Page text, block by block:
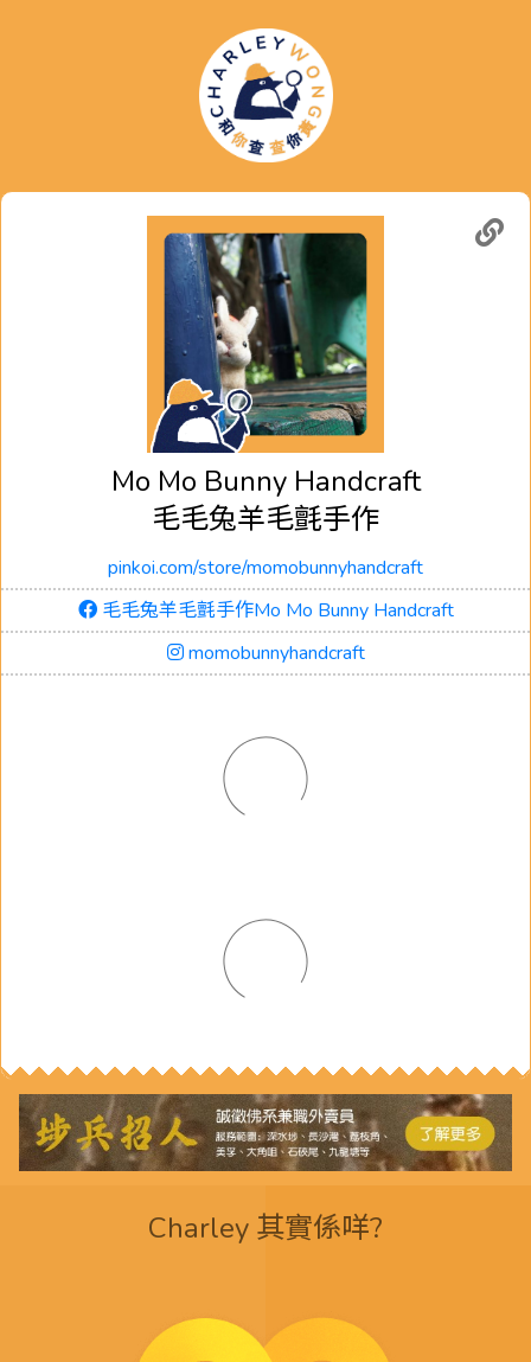
Mo Mo Bunny Handcraft
毛毛兔羊毛氈手作
pinkoi.com/store/momobunnyhandcraft
毛毛兔羊毛氈手作Mo Mo Bunny Handcraft
momobunnyhandcraft
Charley 其實係咩?